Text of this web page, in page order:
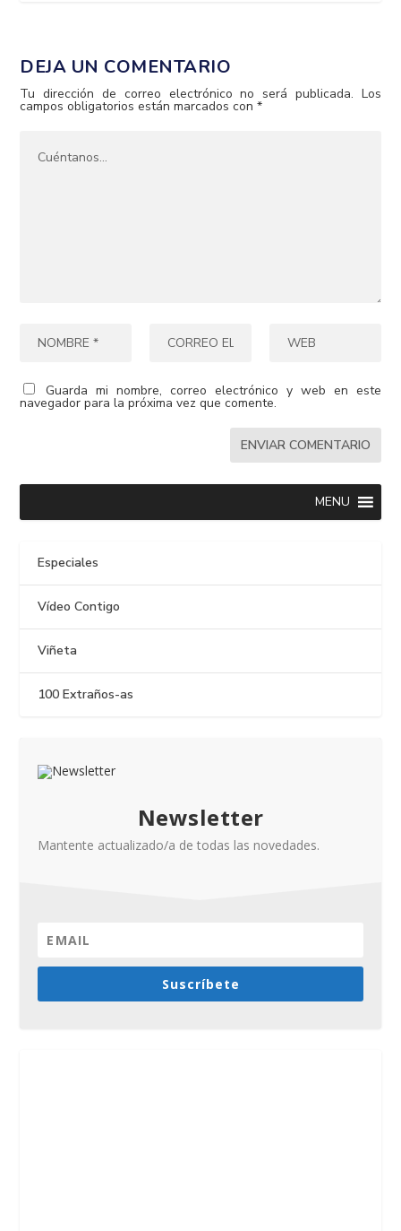
DEJA UN COMENTARIO
Tu dirección de correo electrónico no será publicada. Los
campos obligatorios están marcados con*
Guarda mi nombre, correo electrónico y web en este
navegador para la próxima vez que comente.
MENU
Especiales
Vídeo Contigo
Viñeta
100 Extraños-as
Newsletter
Mantente actualizado/a de todas las novedades.
Suscríbete